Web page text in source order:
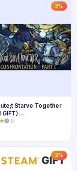
3%
Starve Together
GIFT)
/ СРАЗУ
0
2%